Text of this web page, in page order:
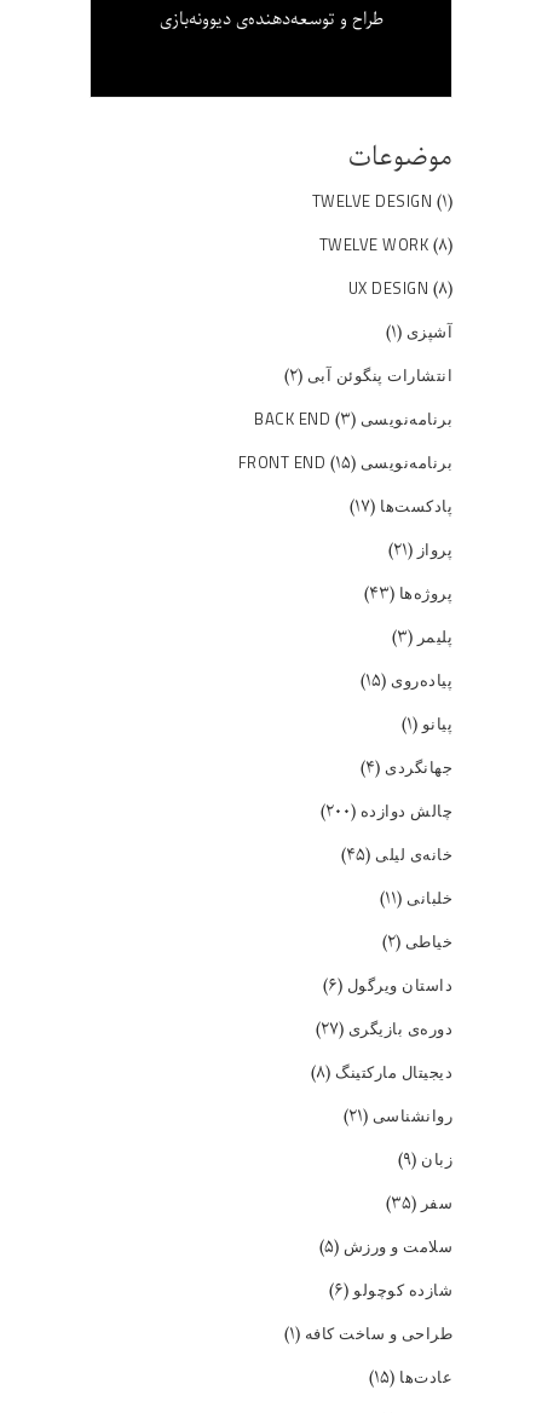
طراح و توسعه‌دهنده‌ی دیوونه‌بازی
موضوعات
TWELVE DESIGN (۱)
TWELVE WORK (۸)
UX DESIGN (۸)
آشپزی (۱)
انتشارات پنگوئن آبی (۲)
برنامه‌نویسی BACK END (۳)
برنامه‌نویسی FRONT END (۱۵)
پادکست‌ها (۱۷)
پرواز (۲۱)
پروژه‌ها (۴۳)
پلیمر (۳)
پیاده‌روی (۱۵)
پیانو(۱)
جهانگردی (۴)
چالش دوازده (۲۰۰)
خانه‌ی لیلی (۴۵)
خلبانی (۱۱)
خیاطی (۲)
داستان ویرگول (۶)
دوره‌ی بازیگری (۲۷)
دیجیتال مارکتینگ (۸)
روانشناسی (۲۱)
زبان (۹)
سفر (۳۵)
سلامت و ورزش (۵)
شازده کوچولو(۶)
طراحی و ساخت کافه (۱)
عادت‌ها (۱۵)